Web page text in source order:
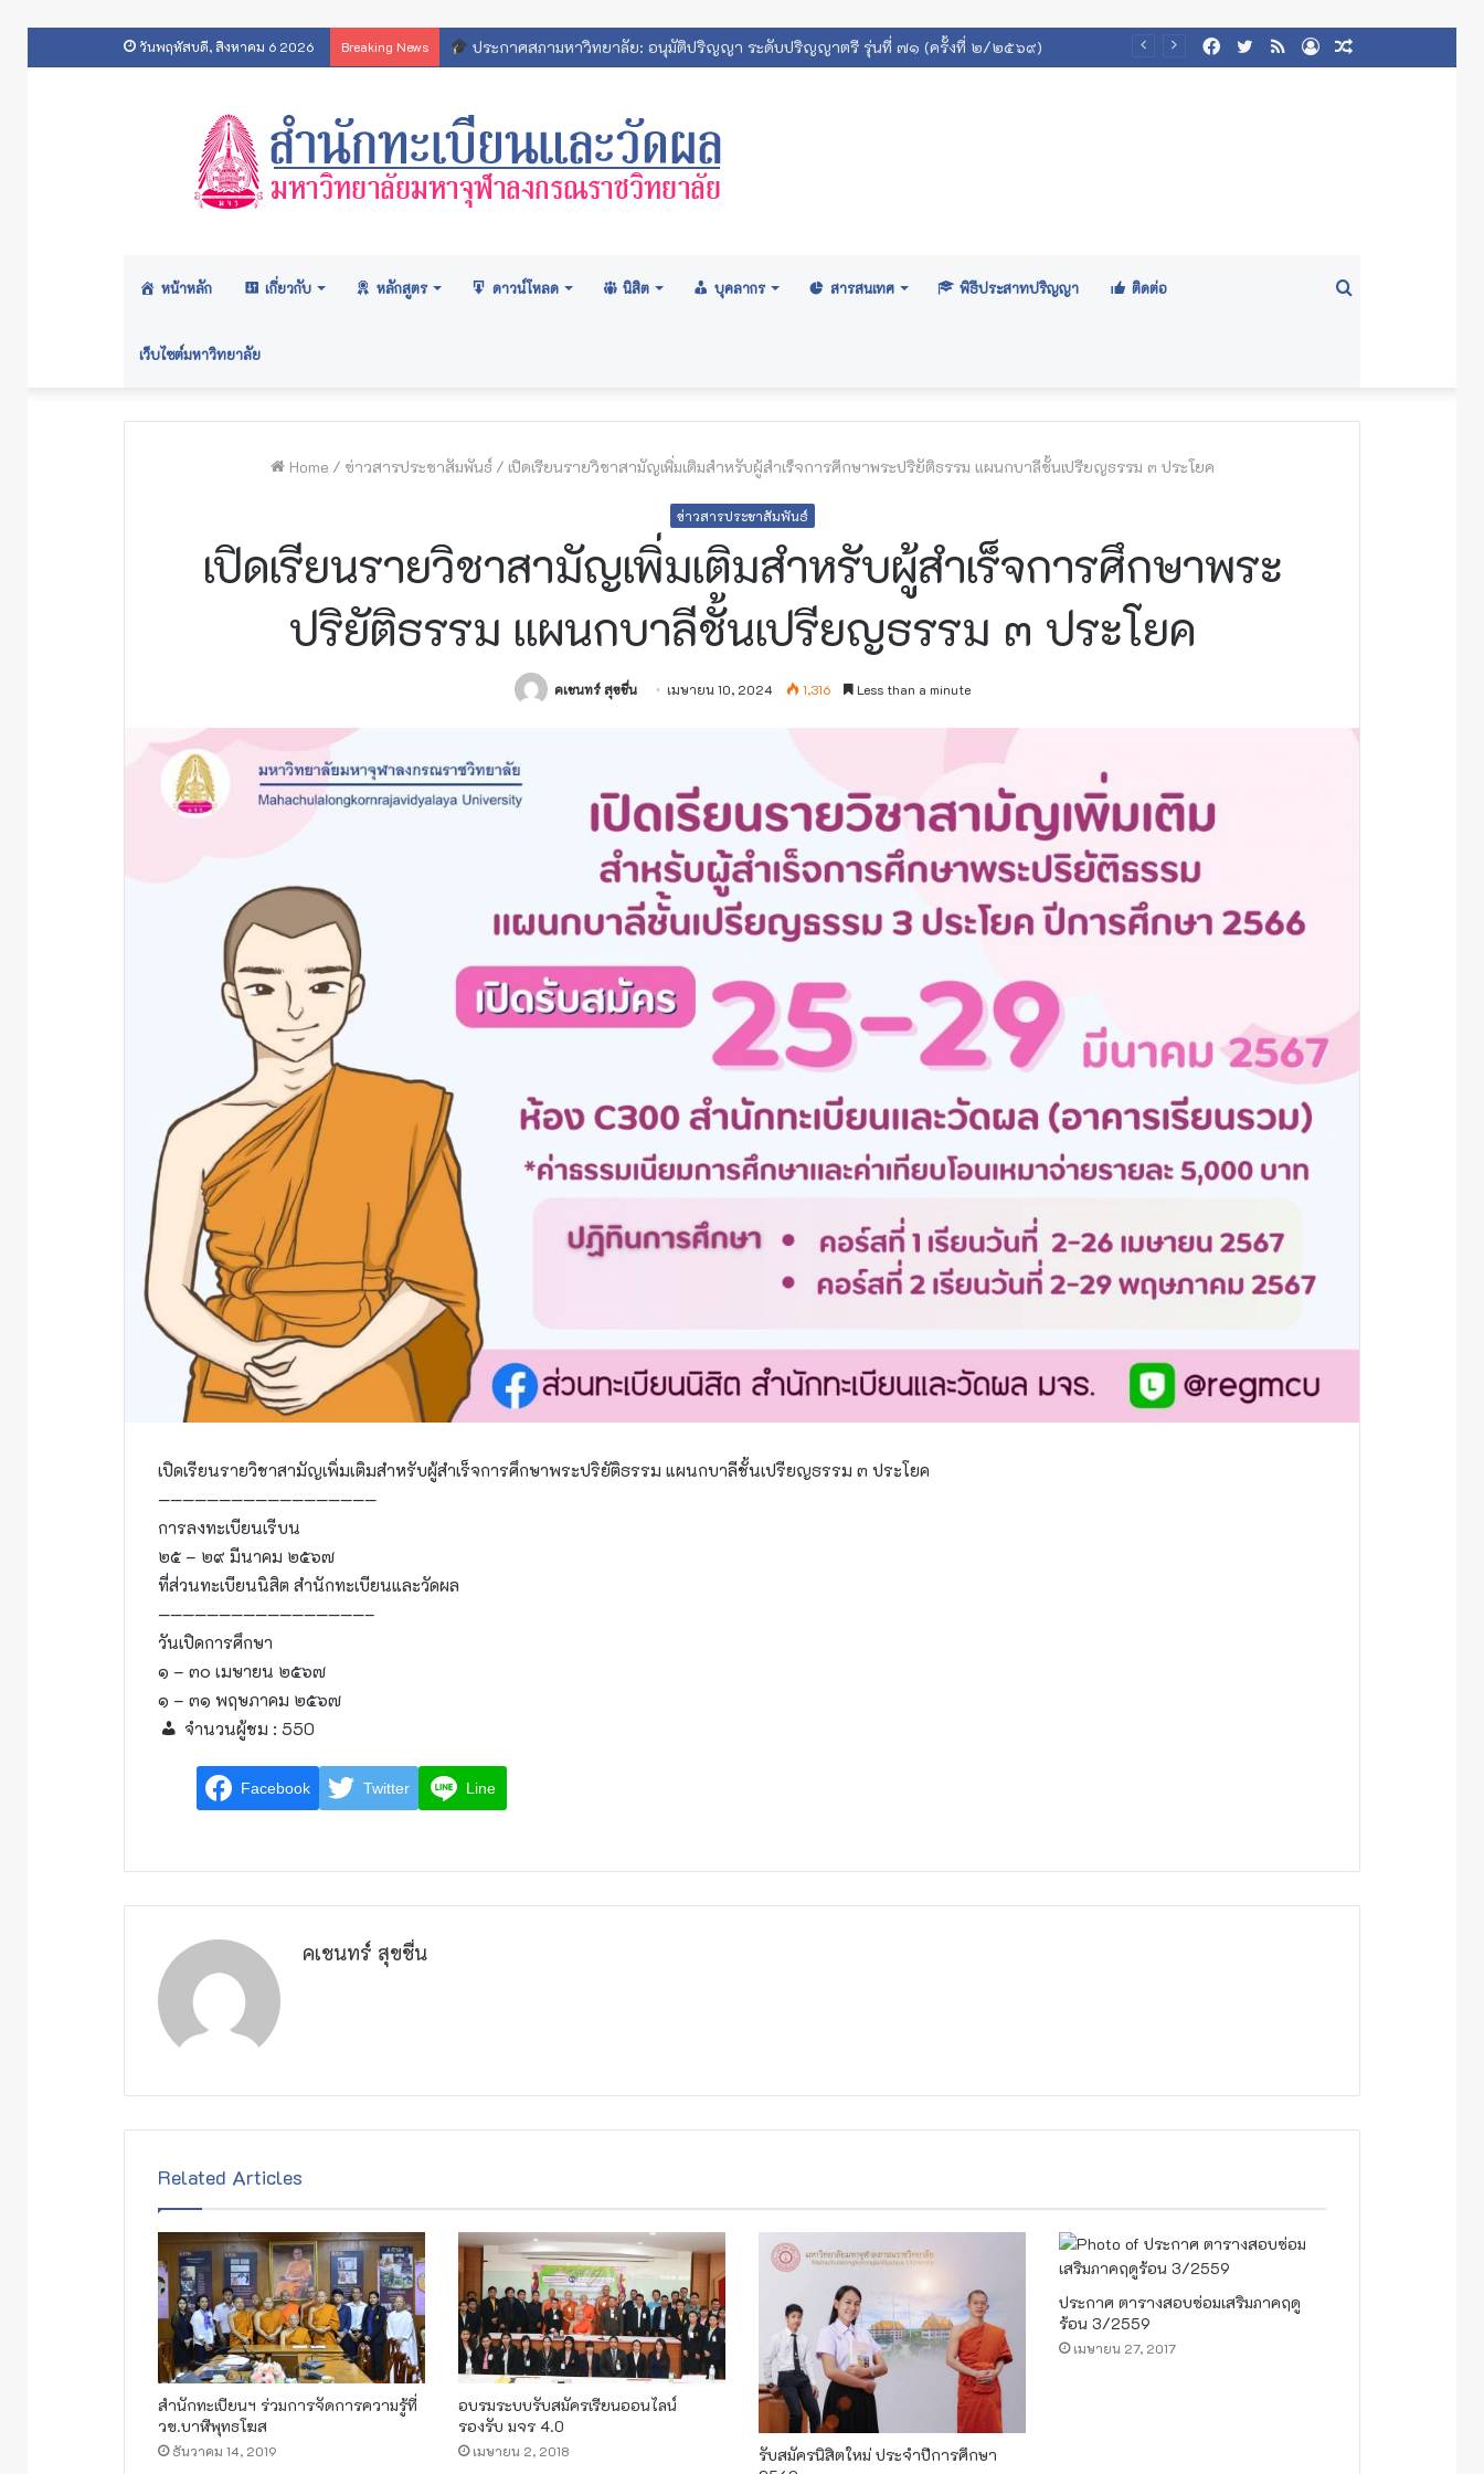
วันพฤหัสบดี, สิงหาคม 6 2026 Breaking News สารสนเทศสถิตินิสิตมหาวิทยาลัยมหาจุฬาลงกรณราชวิทยาลัย 2569
Log
RSS
Twitter
Facebook
หน้าหลัก เกี่ยวกับ หลักสูตร ดาวน์โหลด นิสิต บุคลากร สารสนเทศ พิธีประสาทปริญญา ติดต่อ
เว็บไซต์มหาวิทยาลัย
Home / ข่าวสารประชาสัมพันธ์ / เปิดเรียนรายวิชาสามัญเพิ่มเติมสำหรับผู้สำเร็จการศึกษาพระปริยัติธรรม แผนกบาลีชั้นเปรียญธรรม ๓ ประโยค
ข่าวสารประชาสัมพันธ์
เปิดเรียนรายวิชาสามัญเพิ่มเติมสำหรับผู้สำเร็จการศึกษาพระ
ปริยัติธรรม แผนกบาลีชั้นเปรียญธรรม ๓ ประโยค
คเชนทร์ สุขชื่น เมษายน 10, 2024 1,316 Less than a minute
เปิดเรียนรายวิชาสามัญเพิ่มเติมสำหรับผู้สำเร็จการศึกษาพระปริยัติธรรม แผนกบาลีชั้นเปรียญธรรม ๓ ประโยค
——————————————————
การลงทะเบียนเรีบน
๒๕ – ๒๙ มีนาคม ๒๕๖๗
ที่ส่วนทะเบียนนิสิต สำนักทะเบียนและวัดผล
—————————————————–
วันเปิดการศึกษา
๑ – ๓๐ เมษายน ๒๕๖๗
๑ – ๓๑ พฤษภาคม ๒๕๖๗
จำนวนผู้ชม : 550
Facebook Twitter Line
คเชนทร์ สุขชื่น
Related Articles
สำนักทะเบียนฯ ร่วมการจัดการความรู้ที่
วข.บาฬีพุทธโฆส
ธันวาคม 14, 2019
อบรมระบบรับสมัครเรียนออนไลน์
รองรับ มจร 4.0
เมษายน 2, 2018
รับสมัครนิสิตใหม่ ประจำปีการศึกษา
ประกาศ ตารางสอบซ่อมเสริมภาคฤดู
ร้อน 3/2559
เมษายน 27, 2017